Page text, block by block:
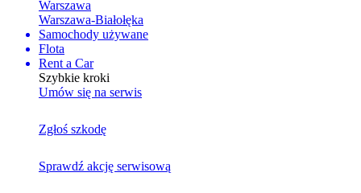
Warszawa
Warszawa-Białołęka
Samochody używane
Flota
Rent a Car
Szybkie kroki
Umów się na serwis
Zgłoś szkodę
Sprawdź akcję serwisową